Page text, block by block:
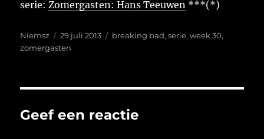
serie:Zomergasten: Hans Teeuwen ***(*)
Auteur
Niemsz
Geplaatst
op
29 juli 2013 Tags
breaking bad,serie,week 30,
zomergasten
Geef een reactie